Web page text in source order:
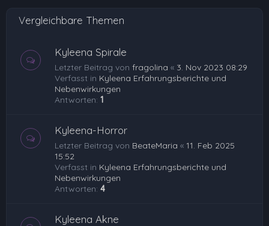
Vergleichbare Themen
Kyleena Spirale
Letzter Beitrag von fragolina « 3. Nov 2023 08:29
Verfasst in Kyleena Erfahrungsberichte und
Nebenwirkungen
Antworten: 1
Kyleena-Horror
Letzter Beitrag von BeateMaria « 11. Feb 2025
15:52
Verfasst in Kyleena Erfahrungsberichte und
Nebenwirkungen
Antworten: 4
Kyleena Akne